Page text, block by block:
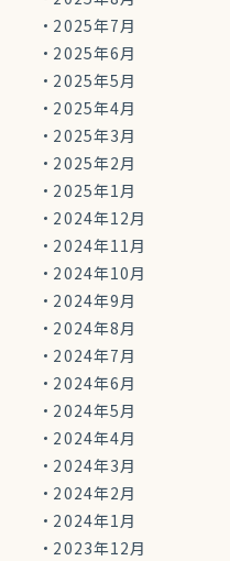
2025年7月
2025年6月
2025年5月
2025年4月
2025年3月
2025年2月
2025年1月
2024年12月
2024年11月
2024年10月
2024年9月
2024年8月
2024年7月
2024年6月
2024年5月
2024年4月
2024年3月
2024年2月
2024年1月
2023年12月